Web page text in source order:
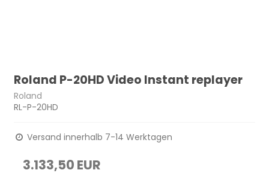
Roland P-20HD Video Instant replayer
Roland
RL-P-20HD
Versand innerhalb 7-14 Werktagen
3.133,50 EUR